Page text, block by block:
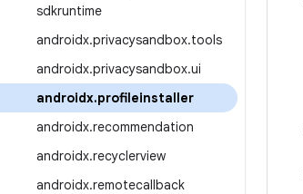
sdkruntime
androidx.privacysandbox.tools
androidx.privacysandbox.ui
androidx.profileinstaller
androidx.recommendation
androidx.recyclerview
androidx.remotecallback